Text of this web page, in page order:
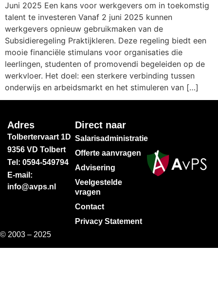
Juni 2025 Een kans voor werkgevers om in toekomstig
talent te investeren Vanaf 2 juni 2025 kunnen
werkgevers opnieuw gebruikmaken van de
Subsidieregeling Praktijkleren. Deze regeling biedt een
mooie financiële stimulans voor organisaties die
leerlingen, studenten of promovendi begeleiden op de
werkvloer. Het doel: een sterkere verbinding tussen
onderwijs en arbeidsmarkt en het stimuleren van […]
Adres
Tolbertervaart 1D
9356 VD Tolbert
Tel: 0594-549794
E-mail:
info@avps.nl
Direct naar
Salarisadministratie
Offerte aanvragen
Advisering
Veelgestelde
vragen
Contact
Privacy Statement
© 2003 – 2025